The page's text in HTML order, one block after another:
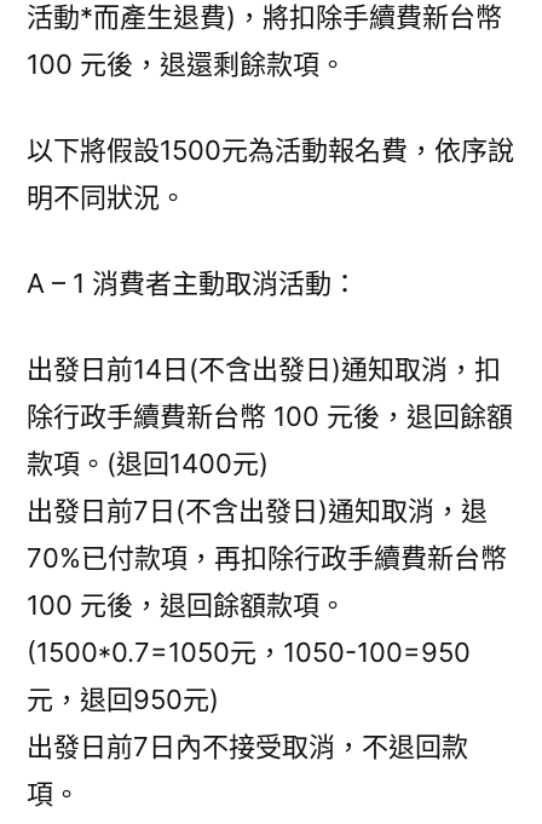
活動*而產生退費)，將扣除手續費新台幣
100 元後，退還剩餘款項。
以下將假設1500元為活動報名費，依序說
明不同狀況。
A – 1 消費者主動取消活動：
出發日前14日(不含出發日)通知取消，扣
除行政手續費新台幣 100 元後，退回餘額
款項。(退回1400元)
出發日前7日(不含出發日)通知取消，退
70%已付款項，再扣除行政手續費新台幣
100 元後，退回餘額款項。
(1500*0.7=1050元，1050-100=950
元，退回950元)
出發日前7日內不接受取消，不退回款
項。